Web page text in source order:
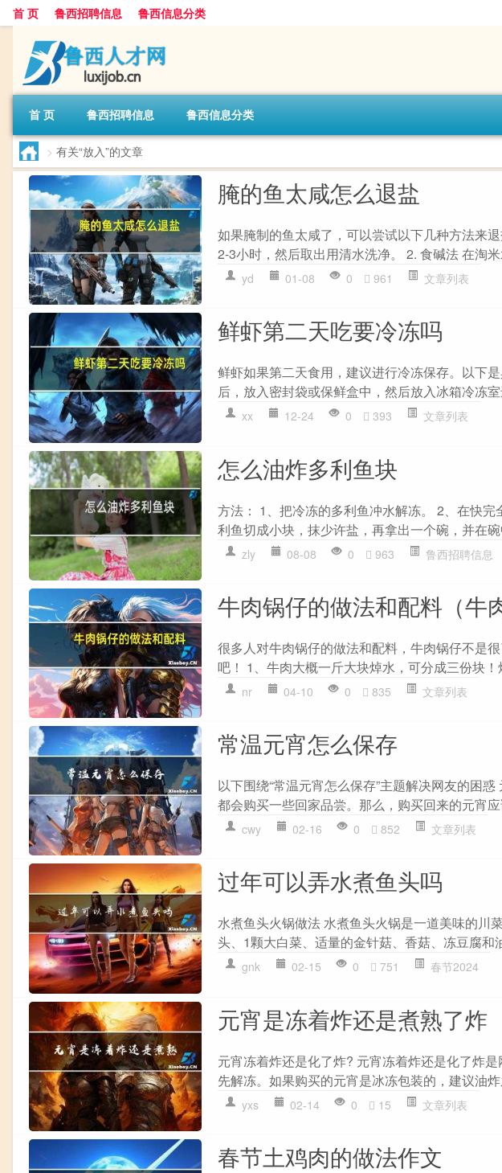
首 页 鲁西招聘信息 鲁西信息分类
首 页 鲁西招聘信息 鲁西信息分类
> 有关“放入”的文章
腌的鱼太咸怎么退盐
如果腌制的鱼太咸了，可以尝试以下几种方法来
2-3小时，然后取出用清水洗净。 2. 食碱法 在淘
yd 01-08 0 961 文章列表
鲜虾第二天吃要冷冻吗
鲜虾如果第二天食用，建议进行冷冻保存。以下
后，放入密封袋或保鲜盒中，然后放入冰箱冷冻
xx 12-24 0 393 文章列表
怎么油炸多利鱼块
方法： 1、把冷冻的多利鱼冲水解冻。 2、在快
利鱼切成小块，抹少许盐，再拿出一个碗，并在
zly 08-08 0 963 鲁西招聘信息
牛肉锅仔的做法和配料（牛
很多人对牛肉锅仔的做法和配料，牛肉锅仔不是
吧！ 1、牛肉大概一斤大块焯水，可分成三份块
nr 04-10 0 835 文章列表
常温元宵怎么保存
以下围绕“常温元宵怎么保存”主题解决网友的困
都会购买一些回家品尝。那么，购买回来的元宵
cwy 02-16 0 852 文章列表
过年可以弄水煮鱼头吗
水煮鱼头火锅做法 水煮鱼头火锅是一道美味的川
头、1颗大白菜、适量的金针菇、香菇、冻豆腐和
gnk 02-15 0 751 春节2024
元宵是冻着炸还是煮熟了炸
元宵冻着炸还是化了炸? 元宵冻着炸还是化了炸
先解冻。如果购买的元宵是冰冻包装的，建议油
yxs 02-14 0 15 文章列表
春节土鸡肉的做法作文